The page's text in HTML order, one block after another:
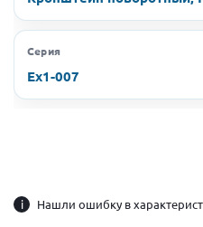
Серия
Ex1-007
i Нашли ошибку в